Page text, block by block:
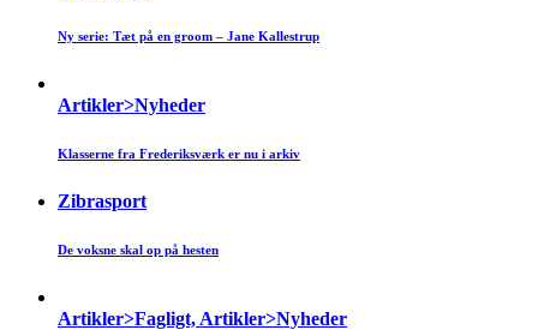
Ny serie: Tæt på en groom – Jane Kallestrup
Artikler>Nyheder
Klasserne fra Frederiksværk er nu i arkiv
Zibrasport
De voksne skal op på hesten
Artikler>Fagligt, Artikler>Nyheder